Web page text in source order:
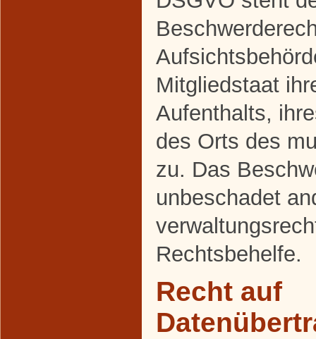
Mitgliedstaat
Aufenthalts,
des Orts des
zu. Das
unbeschadet
Rechtsbehelfe.
Recht auf